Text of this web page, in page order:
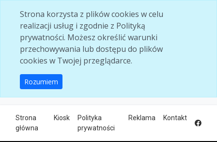
Strona korzysta z plików cookies w celu
realizacji usług i zgodnie z Polityką
prywatności. Możesz określić warunki
przechowywania lub dostępu do plików
cookies w Twojej przeglądarce.
Rozumiem
Strona
główna
Kiosk
Polityka
prywatności
Reklama Kontakt